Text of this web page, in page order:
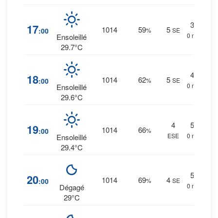
17:00
Ensoleillé
29.7°C
1014 59% 5 SE
3
0 mm.
18:00
Ensoleillé
29.6°C
1014 62% 5 SE
4
0 mm.
19:00
Ensoleillé
29.4°C
1014 66%
4
ESE
5
0 mm.
20:00
Dégagé
29°C
1014 69% 4 SE
5
0 mm.